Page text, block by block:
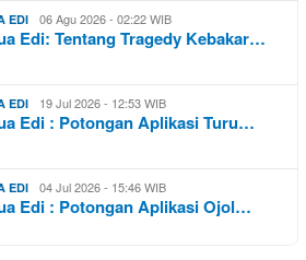
EDI 06 Agu 2026 - 02:22 WIB
Edi: Tentang Tragedy Kebakar…
EDI 19 Jul 2026 - 12:53 WIB
Edi : Potongan Aplikasi Turu…
EDI 04 Jul 2026 - 15:46 WIB
Edi : Potongan Aplikasi Ojol…